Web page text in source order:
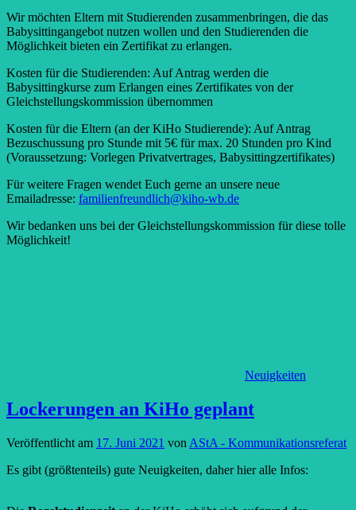
Wir möchten Eltern mit Studierenden zusammenbringen, die das
Babysittingangebot nutzen wollen und den Studierenden die
Möglichkeit bieten ein Zertifikat zu erlangen.
Kosten für die Studierenden: Auf Antrag werden die
Babysittingkurse zum Erlangen eines Zertifikates von der
Gleichstellungskommission übernommen
Kosten für die Eltern (an der KiHo Studierende): Auf Antrag
Bezuschussung pro Stunde mit 5€ für max. 20 Stunden pro Kind
(Voraussetzung: Vorlegen Privatvertrages, Babysittingzertifikates)
Für weitere Fragen wendet Euch gerne an unsere neue
Emailadresse: familienfreundlich@kiho-wb.de
Wir bedanken uns bei der Gleichstellungskommission für diese tolle
Möglichkeit!
Neuigkeiten
Lockerungen an KiHo geplant
Veröffentlicht am 17. Juni 2021 von AStA - Kommunikationsreferat
Es gibt (größtenteils) gute Neuigkeiten, daher hier alle Infos: